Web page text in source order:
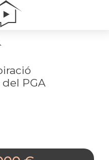
PGA